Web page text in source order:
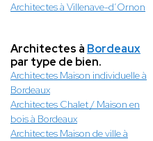
Architectes à Villenave-d’Ornon
Architectes à Bordeaux
par type de bien.
Architectes Maison individuelle à
Bordeaux
Architectes Chalet / Maison en
bois à Bordeaux
Architectes Maison de ville à